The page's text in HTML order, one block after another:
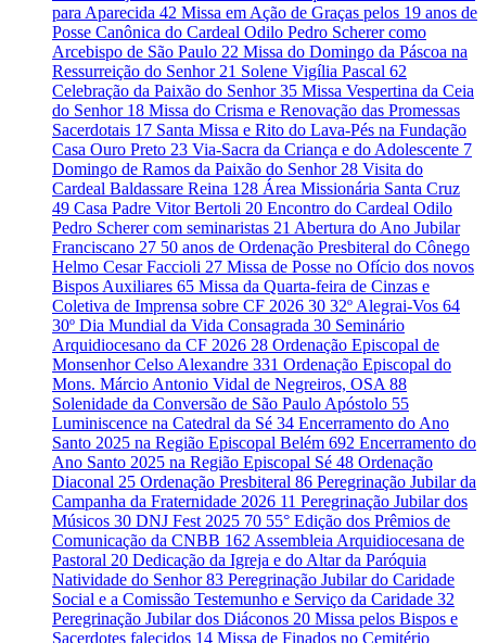
para Aparecida 42 Missa em Ação de Graças pelos 19 anos de
Posse Canônica do Cardeal Odilo Pedro Scherer como
Arcebispo de São Paulo 22 Missa do Domingo da Páscoa na
Ressurreição do Senhor 21 Solene Vigília Pascal 62
Celebração da Paixão do Senhor35 Missa Vespertina da Ceia
do Senhor 18 Missa do Crisma e Renovação das Promessas
Sacerdotais 17 Santa Missa e Rito do Lava-Pés na Fundação
Casa Ouro Preto 23 Via-Sacra da Criança e do Adolescente 7
Domingo de Ramos da Paixão do Senhor 28 Visita do
Cardeal Baldassare Reina 128 Área Missionária Santa Cruz
49 Casa Padre Vitor Bertoli 20 Encontro do Cardeal Odilo
Pedro Scherer com seminaristas 21 Abertura do Ano Jubilar
Franciscano 27 50 anos de Ordenação Presbiteral do Cônego
Helmo Cesar Faccioli 27 Missa de Posse no Ofício dos novos
Bispos Auxiliares 65 Missa da Quarta-feira de Cinzas e
Coletiva de Imprensa sobre CF 2026 30 32º Alegrai-Vos 64
30º Dia Mundial da Vida Consagrada 30 Seminário
Arquidiocesano da CF 2026 28 Ordenação Episcopal de
Monsenhor Celso Alexandre 331 Ordenação Episcopal do
Mons. Márcio Antonio Vidal de Negreiros, OSA 88
Solenidade da Conversão de São Paulo Apóstolo 55
Luminiscence na Catedral da Sé 34 Encerramento do Ano
Santo 2025 na Região Episcopal Belém 692 Encerramento do
Ano Santo 2025 na Região Episcopal Sé 48 Ordenação
Diaconal 25 Ordenação Presbiteral 86 Peregrinação Jubilar da
Campanha da Fraternidade 2026 11 Peregrinação Jubilar dos
Músicos 30 DNJ Fest 2025 70 55° Edição dos Prêmios de
Comunicação da CNBB 162 Assembleia Arquidiocesana de
Pastoral 20 Dedicação da Igreja e do Altar da Paróquia
Natividade do Senhor83 Peregrinação Jubilar do Caridade
Social e a Comissão Testemunho e Serviço da Caridade 32
Peregrinação Jubilar dos Diáconos 20 Missa pelos Bispos e
Sacerdotes falecidos 14 Missa de Finados no Cemitério